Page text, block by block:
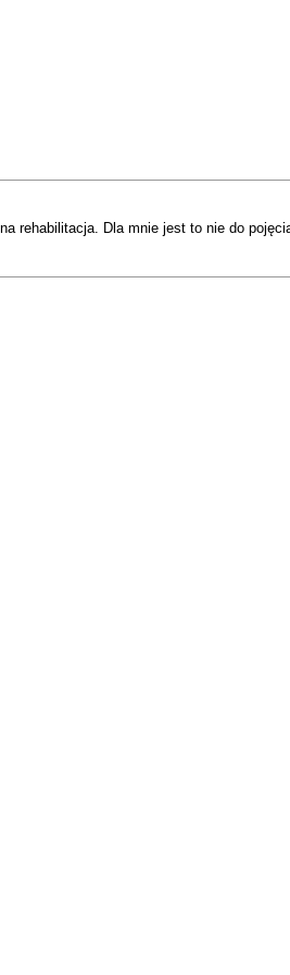
rehabilitacja. Dla mnie jest to nie do